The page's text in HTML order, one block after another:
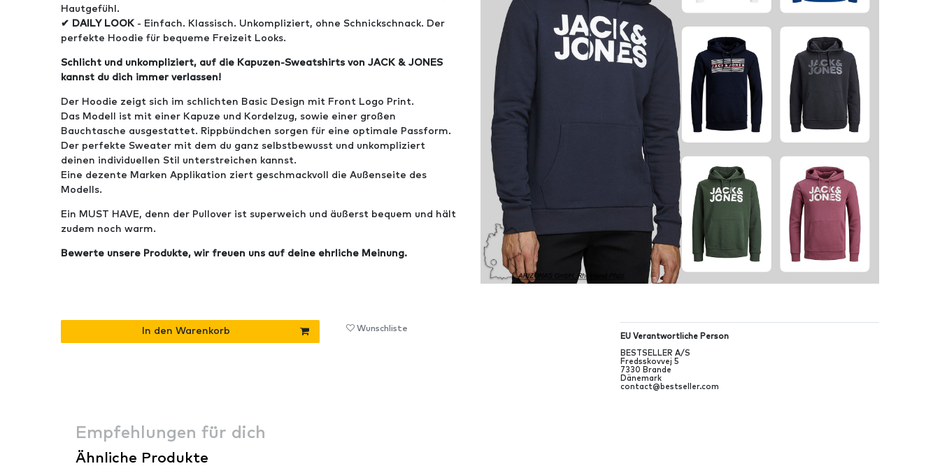
Hautgefühl.
✔ DAILY LOOK - Einfach. Klassisch. Unkompliziert, ohne Schnickschnack. Der
perfekte Hoodie für bequeme Freizeit Looks.
Schlicht und unkompliziert, auf die Kapuzen-Sweatshirts von JACK & JONES
kannst du dich immer verlassen!
Der Hoodie zeigt sich im schlichten Basic Design mit Front Logo Print.
Das Modell ist mit einer Kapuze und Kordelzug, sowie einer großen
Bauchtasche ausgestattet. Rippbündchen sorgen für eine optimale Passform.
Der perfekte Sweater mit dem du ganz selbstbewusst und unkompliziert
deinen individuellen Stil unterstreichen kannst.
Eine dezente Marken Applikation ziert geschmackvoll die Außenseite des
Modells.
Ein MUST HAVE, denn der Pullover ist superweich und äußerst bequem und hält
zudem noch warm.
Bewerte unsere Produkte, wir freuen uns auf deine ehrliche Meinung.
In den Warenkorb Wunschliste
EU Verantwortliche Person
BESTSELLER A/S
Fredsskovvej 5
7330 Brande
Dänemark
contact@bestseller.com
Empfehlungen für dich
Ähnliche Produkte